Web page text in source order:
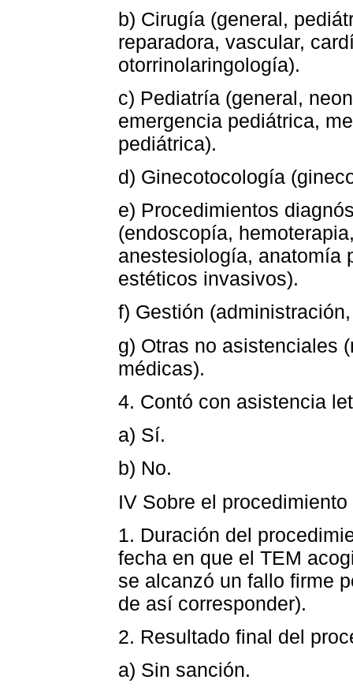
b) Cirugía (general,
reparadora, vascular,
otorrinolaringología).
c) Pediatría (general,
emergencia pediátrica,
pediátrica).
d) Ginecotocología
e) Procedimientos
(endoscopía,
anestesiología, anatomía
estéticos invasivos).
f) Gestión
g) Otras no asistenciales
médicas).
4. Contó con asistencia
a) Sí.
b) No.
IV Sobre el
1. Duración del
fecha en que el TEM
se alcanzó un fallo firme
de así corresponder).
2. Resultado final del
a) Sin sanción.